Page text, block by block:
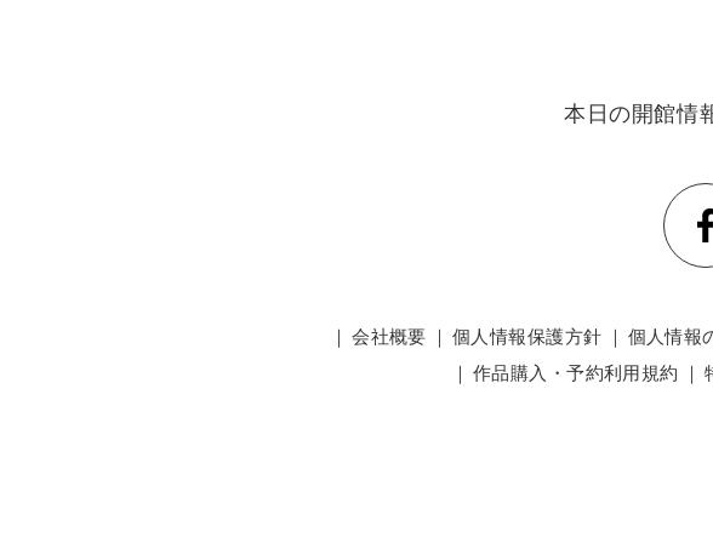
本日の開館情
｜会社概要 ｜ 個人情報保護方針 ｜ 個人情報
｜ 作品購入・予約利用規約 ｜